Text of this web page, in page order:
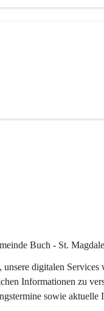
Buch - St.
unsere digitalen
Informationen zu
sowie